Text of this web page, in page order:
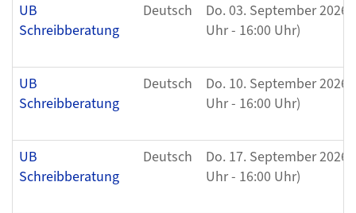
UB
Schreibberatung
Deutsch
Do. 03. September 2026
Uhr - 16:00 Uhr)
UB
Schreibberatung
Deutsch
Do. 10. September 2026
Uhr - 16:00 Uhr)
UB
Schreibberatung
Deutsch
Do. 17. September 2026
Uhr - 16:00 Uhr)